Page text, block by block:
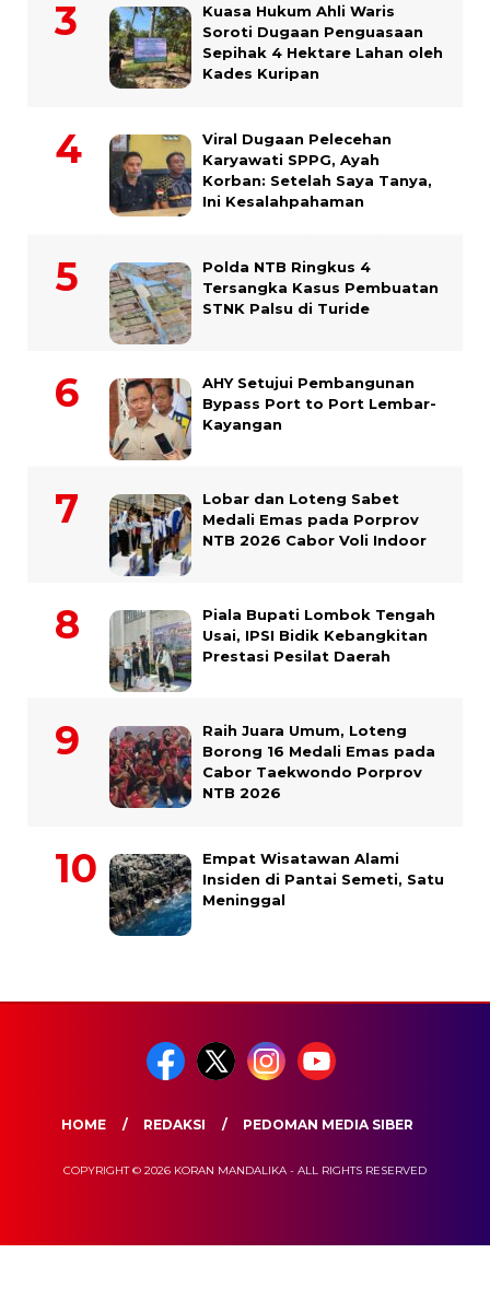
Kuasa Hukum Ahli Waris
Soroti Dugaan Penguasaan
Sepihak 4 Hektare Lahan oleh
Kades Kuripan
Viral Dugaan Pelecehan
Karyawati SPPG, Ayah
Korban: Setelah Saya Tanya,
Ini Kesalahpahaman
Polda NTB Ringkus 4
Tersangka Kasus Pembuatan
STNK Palsu di Turide
AHY Setujui Pembangunan
Bypass Port to Port Lembar-
Kayangan
Lobar dan Loteng Sabet
Medali Emas pada Porprov
NTB 2026 Cabor Voli Indoor
Piala Bupati Lombok Tengah
Usai, IPSI Bidik Kebangkitan
Prestasi Pesilat Daerah
Raih Juara Umum, Loteng
Borong 16 Medali Emas pada
Cabor Taekwondo Porprov
NTB 2026
Empat Wisatawan Alami
Insiden di Pantai Semeti, Satu
Meninggal
HOME REDAKSI PEDOMAN MEDIA SIBER
COPYRIGHT © 2026 KORAN MANDALIKA - ALL RIGHTS RESERVED